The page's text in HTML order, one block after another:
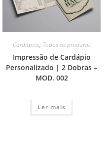
Cardápios, Todos os produtos
Impressão de Cardápio
Personalizado | 2 Dobras –
MOD. 002
Ler mais